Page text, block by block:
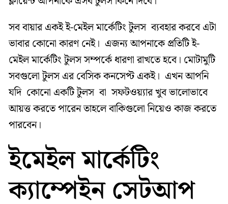
সব বায়ার একই ই-মেইল মার্কেটিং টুলস ব্যবহার করবে এটা
ভাবার কোনো কারণ নেই। এজন্য আপনাকে প্রতিটি ই-
মেইল মার্কেটিং টুলস সম্পর্কে ধারণা রাখতে হবে। মোটামুটি
সবগুলো টুলস এর বেসিক কনসেপ্ট একই। এখন আপনি
যদি কোনো একটি টুলস বা সফটওয়্যার খুব ভালোভাবে
আয়ত্ত করতে পারেন তাহলে বাকিগুলো নিয়েও কাজ করতে
পারবেন।
ইমেইল মার্কেটিং
ক্যাম্পেইন সেটআপ